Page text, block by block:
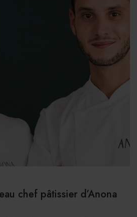
chef pâtissier d’Anona